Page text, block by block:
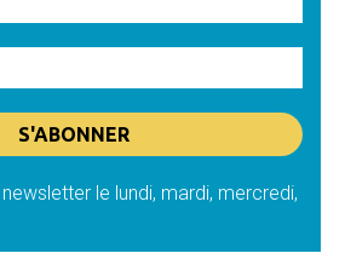
le lundi, mardi, mercredi,